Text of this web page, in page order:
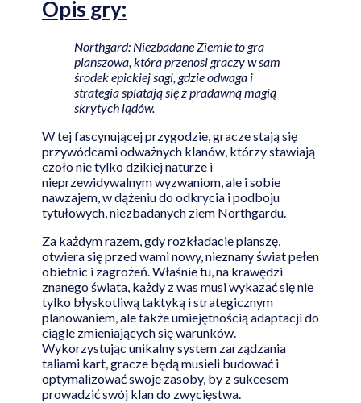
Opis gry:
Northgard: Niezbadane Ziemie to gra
planszowa, która przenosi graczy w sam
środek epickiej sagi, gdzie odwaga i
strategia splatają się z pradawną magią
skrytych lądów.
W tej fascynującej przygodzie, gracze stają się
przywódcami odważnych klanów, którzy stawiają
czoło nie tylko dzikiej naturze i
nieprzewidywalnym wyzwaniom, ale i sobie
nawzajem, w dążeniu do odkrycia i podboju
tytułowych, niezbadanych ziem Northgardu.
Za każdym razem, gdy rozkładacie planszę,
otwiera się przed wami nowy, nieznany świat pełen
obietnic i zagrożeń. Właśnie tu, na krawędzi
znanego świata, każdy z was musi wykazać się nie
tylko błyskotliwą taktyką i strategicznym
planowaniem, ale także umiejętnością adaptacji do
ciągle zmieniających się warunków.
Wykorzystując unikalny system zarządzania
taliami kart, gracze będą musieli budować i
optymalizować swoje zasoby, by z sukcesem
prowadzić swój klan do zwycięstwa.